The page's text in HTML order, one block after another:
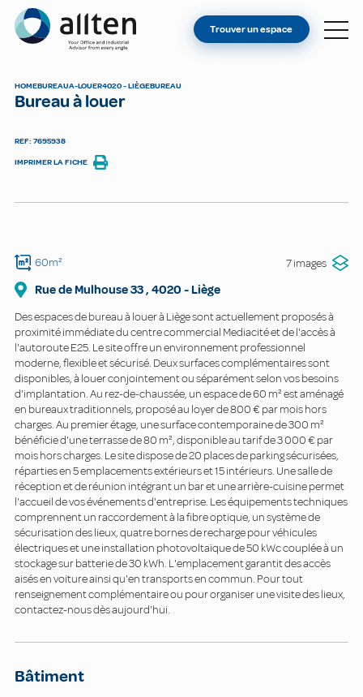
Allten
TROUVER UN ESPACE
Trouver un espace
HOMEBUREAUA-LOUER4020 - LIÈGEBUREAU
Bureau à louer
REF: 7695938
IMPRIMER LA FICHE
60m² 7 images
Rue de Mulhouse33, 4020 -Liège
Des espaces de bureau à louer à Liège sont actuellement proposés à
proximité immédiate du centre commercial Mediacité et de l'accès à
l'autoroute E25. Le site offre un environnement professionnel
moderne, flexible et sécurisé. Deux surfaces complémentaires sont
disponibles, à louer conjointement ou séparément selon vos besoins
d'implantation. Au rez-de-chaussée, un espace de 60 m² est aménagé
en bureaux traditionnels, proposé au loyer de 800 € par mois hors
charges. Au premier étage, une surface contemporaine de 300 m²
bénéficie d'une terrasse de 80 m², disponible au tarif de 3 000 € par
mois hors charges. Le site dispose de 20 places de parking sécurisées,
réparties en 5 emplacements extérieurs et 15 intérieurs. Une salle de
réception et de réunion intégrant un bar et une arrière-cuisine permet
l'accueil de vos événements d'entreprise. Les équipements techniques
comprennent un raccordement à la fibre optique, un système de
sécurisation des lieux, quatre bornes de recharge pour véhicules
électriques et une installation photovoltaïque de 50 kWc couplée à un
stockage sur batterie de 30 kWh. L'emplacement garantit des accès
aisés en voiture ainsi qu'en transports en commun. Pour tout
renseignement complémentaire ou pour organiser une visite des lieux,
contactez-nous dès aujourd'hui.
Bâtiment